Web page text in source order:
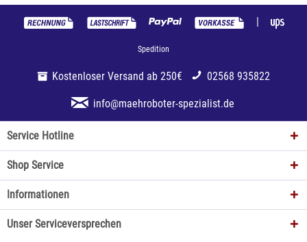
|
Spedition
Kostenloser Versand ab 250€ 02568 935822
info@maehroboter-spezialist.de
Service Hotline
Shop Service
Informationen
Unser Serviceversprechen